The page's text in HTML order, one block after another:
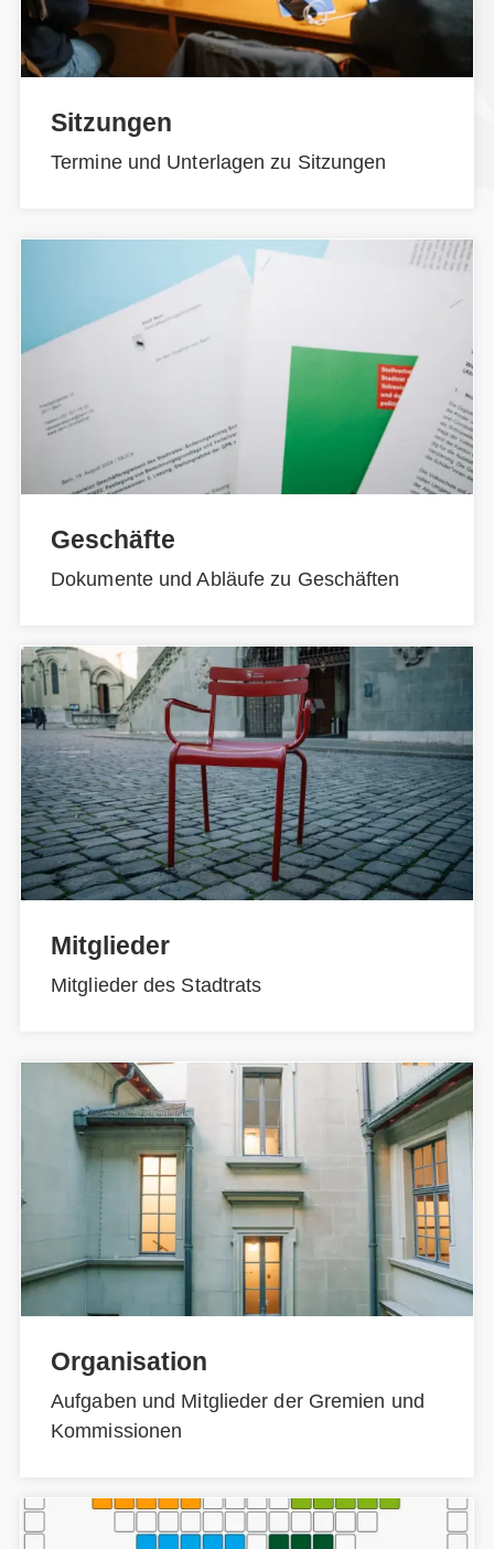
Sitzungen
Termine und Unterlagen zu Sitzungen
Geschäfte
Dokumente und Abläufe zu Geschäften
Mitglieder
Mitglieder des Stadtrats
Organisation
Aufgaben und Mitglieder der Gremien und
Kommissionen